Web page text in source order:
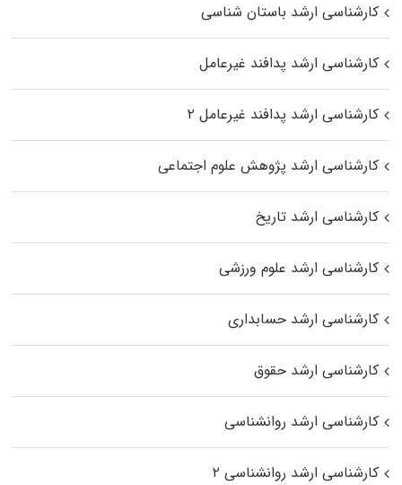
کارشناسی ارشد باستان شناسی
کارشناسی ارشد پدافند غیرعامل
کارشناسی ارشد پدافند غیرعامل ۲
کارشناسی ارشد پژوهش علوم اجتماعی
کارشناسی ارشد تاریخ
کارشناسی ارشد علوم ورزشی
کارشناسی ارشد حسابداری
کارشناسی ارشد حقوق
کارشناسی ارشد روانشناسی
کارشناسی ارشد روانشناسی ۲